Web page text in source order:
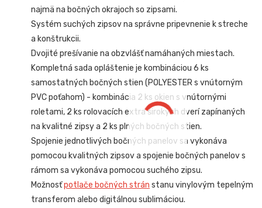
najmä na bočných okrajoch so zipsami.
Systém suchých zipsov na správne pripevnenie k streche
a konštrukcii.
Dvojité prešívanie na obzvlášť namáhaných miestach.
Kompletná sada opláštenie je kombináciou 6 ks
samostatných bočných stien (POLYESTER s vnútorným
PVC poťahom) - kombinácia 2 ks okien s vnútornými
roletami, 2 ks rolovacích extra širokých dverí zapínaných
na kvalitné zipsy a 2 ks plných bočných stien.
Spojenie jednotlivých bočných panelov sa vykonáva
pomocou kvalitných zipsov a spojenie bočných panelov s
rámom sa vykonáva pomocou suchého zipsu.
Možnosťpotlače bočných strán stanu vinylovým tepelným
transferom alebo digitálnou sublimáciou.